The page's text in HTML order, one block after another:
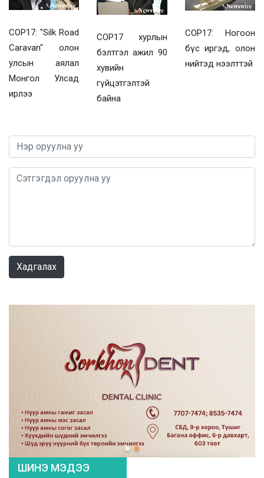
COP17: "Silk Road
Caravan" олон
улсын аялал
Монгол Улсад
ирлээ
COP17 хурлын
бэлтгэл ажил 90
хувийн
гүйцэтгэлтэй
байна
COP17: Ногоон
бүс иргэд, олон
нийтэд нээлттэй
Хадгалах
ШИНЭ МЭДЭЭ